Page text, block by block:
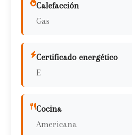
Calefacción
Gas
Certificado energético
E
Cocina
Americana